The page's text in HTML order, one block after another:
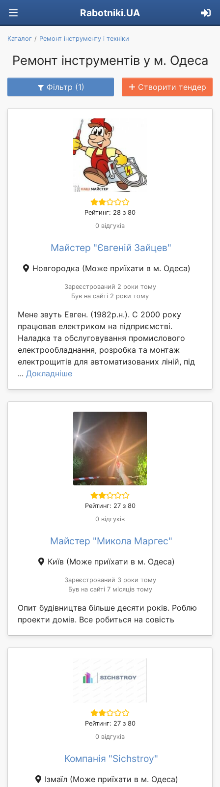
Rabotniki.UA
Каталог Ремонт інструменту і техніки
Ремонт інструментів у м. Одеса
Фільтр (1) Створити тендер
Рейтинг: 28 з 80
0 відгуків
Майстер "Євгеній Зайцев"
Новгородка (Може приїхати в м. Одеса)
Зареєстрований 2 роки тому
Був на сайті 2 роки тому
Мене звуть Евген. (1982р.н.). С 2000 року
працював електриком на підприємстві.
Наладка та обслуговування промислового
електрообладнання, розробка та монтаж
електрощитів для автоматизованих ліній, під
... Докладніше
Рейтинг: 27 з 80
0 відгуків
Майстер "Микола Маргес"
Київ (Може приїхати в м. Одеса)
Зареєстрований 3 роки тому
Був на сайті 7 місяців тому
Опит будівництва більше десяти років. Роблю
проекти домів. Все робиться на совість
Рейтинг: 27 з 80
0 відгуків
Компанія "Sichstroy"
Ізмаїл (Може приїхати в м. Одеса)